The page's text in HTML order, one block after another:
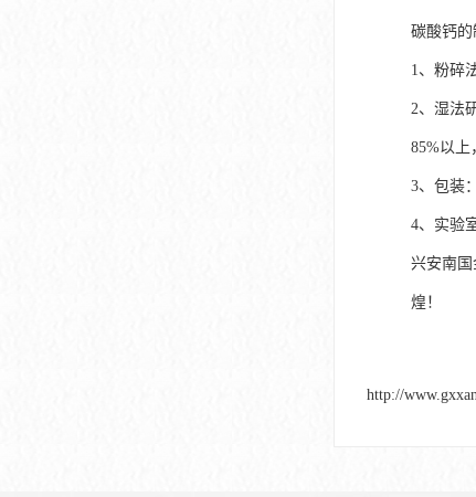
碳酸钙的
1、粉碎
2、湿法
85%以上
3、包装
4、实验
兴安南
煌！
http://